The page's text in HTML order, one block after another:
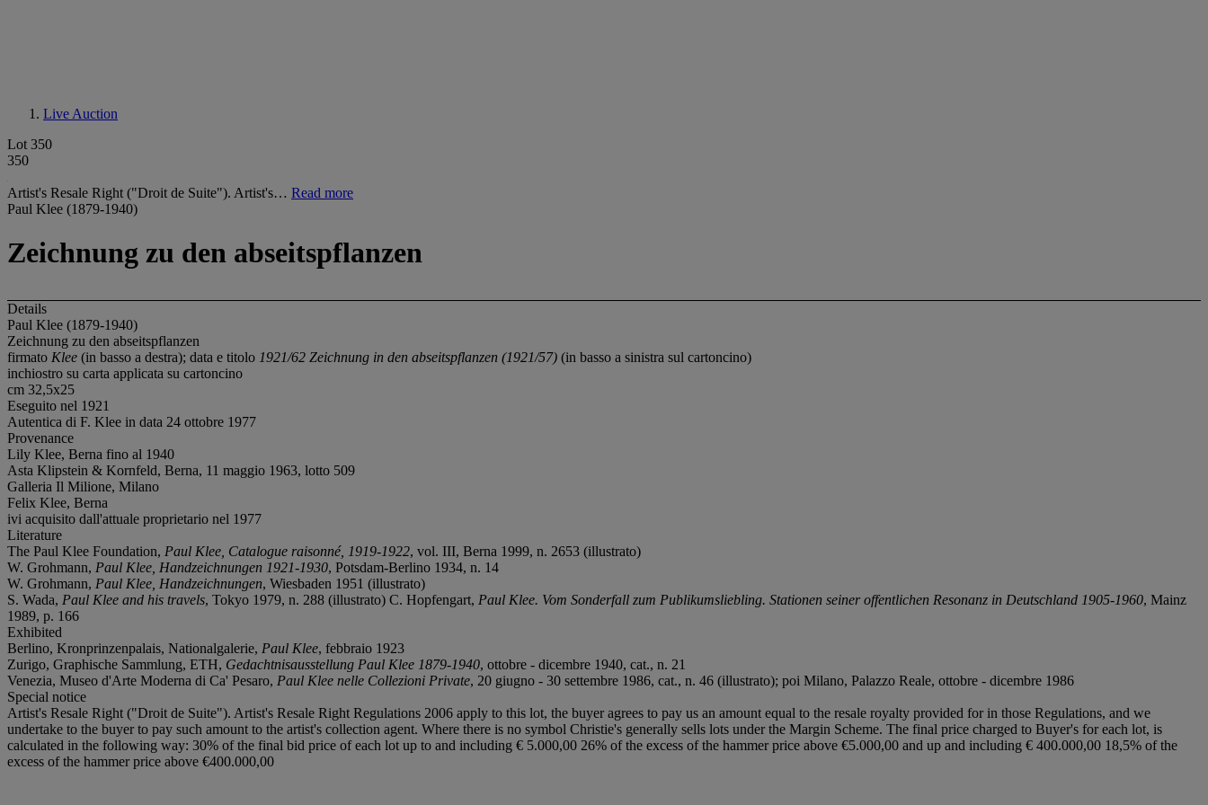
Live Auction
Lot 350
350
Artist's Resale Right ("Droit de Suite"). Artist's… Read more
Paul Klee (1879-1940)
Zeichnung zu den abseitspflanzen
Details
Paul Klee (1879-1940)
Zeichnung zu den abseitspflanzen
firmato Klee (in basso a destra); data e titolo 1921/62 Zeichnung in den abseitspflanzen (1921/57) (in basso a sinistra sul cartoncino)
inchiostro su carta applicata su cartoncino
cm 32,5x25
Eseguito nel 1921
Autentica di F. Klee in data 24 ottobre 1977
Provenance
Lily Klee, Berna fino al 1940
Asta Klipstein & Kornfeld, Berna, 11 maggio 1963, lotto 509
Galleria Il Milione, Milano
Felix Klee, Berna
ivi acquisito dall'attuale proprietario nel 1977
Literature
The Paul Klee Foundation, Paul Klee, Catalogue raisonné, 1919-1922, vol. III, Berna 1999, n. 2653 (illustrato)
W. Grohmann, Paul Klee, Handzeichnungen 1921-1930, Potsdam-Berlino 1934, n. 14
W. Grohmann, Paul Klee, Handzeichnungen, Wiesbaden 1951 (illustrato)
S. Wada, Paul Klee and his travels, Tokyo 1979, n. 288 (illustrato) C. Hopfengart, Paul Klee. Vom Sonderfall zum Publikumsliebling. Stationen seiner offentlichen Resonanz in Deutschland 1905-1960, Mainz
1989, p. 166
Exhibited
Berlino, Kronprinzenpalais, Nationalgalerie, Paul Klee, febbraio 1923
Zurigo, Graphische Sammlung, ETH, Gedachtnisausstellung Paul Klee 1879-1940, ottobre - dicembre 1940, cat., n. 21
Venezia, Museo d'Arte Moderna di Ca' Pesaro, Paul Klee nelle Collezioni Private, 20 giugno - 30 settembre 1986, cat., n. 46 (illustrato); poi Milano, Palazzo Reale, ottobre - dicembre 1986
Special notice
Artist's Resale Right ("Droit de Suite"). Artist's Resale Right Regulations 2006 apply to this lot, the buyer agrees to pay us an amount equal to the resale royalty provided for in those Regulations, and we
undertake to the buyer to pay such amount to the artist's collection agent. Where there is no symbol Christie's generally sells lots under the Margin Scheme. The final price charged to Buyer's for each lot, is
calculated in the following way: 30% of the final bid price of each lot up to and including € 5.000,00 26% of the excess of the hammer price above €5.000,00 and up and including € 400.000,00 18,5% of the
excess of the hammer price above €400.000,00